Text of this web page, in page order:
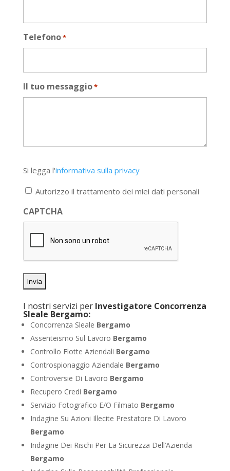
Telefono*
Il tuo messaggio*
legga
l'informativa
privacy
*
Si legga l'informativa sulla privacy
Autorizzo il trattamento dei miei dati personali
CAPTCHA
I nostri servizi per Investigatore Concorrenza
Sleale Bergamo:
Concorrenza Sleale Bergamo
Assenteismo Sul Lavoro Bergamo
Controllo Flotte Aziendali Bergamo
Controspionaggio Aziendale Bergamo
Controversie Di Lavoro Bergamo
Recupero Credi Bergamo
Servizio Fotografico E/O Filmato Bergamo
Indagine Su Azioni Illecite Prestatore Di Lavoro
Bergamo
Indagine Dei Rischi Per La Sicurezza Dell’Azienda
Bergamo